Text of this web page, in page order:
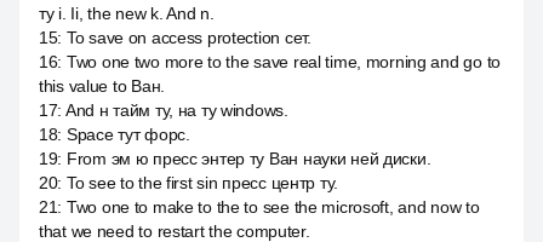
ту i. Ii, the new k. And n.
15: To save on access protection сет.
16: Two one two more to the save real time, morning and go to
this value to Ван.
17: And н тайм ту, на ту windows.
18: Space тут форс.
19: From эм ю пресс энтер ту Ван науки ней диски.
20: To see to the first sin пресс центр ту.
21: Two one to make to the to see the microsoft, and now to
that we need to restart the computer.